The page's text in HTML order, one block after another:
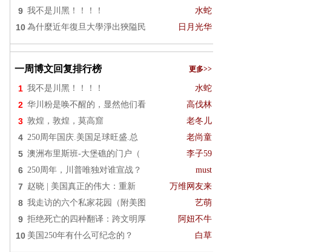
9 我不是川黑！！！！ 水蛇
10 為什麼近年復旦大學淨出狹隘民 日月光华
一周博文回复排行榜 更多>>
1 我不是川黑！！！！ 水蛇
2 华川粉是唤不醒的，显然他们看 高伐林
3 敦煌，敦煌，莫高窟 老冬儿
4 250周年国庆.美国足球旺盛.总 老尚童
5 澳洲布里斯班-大堡礁的门户（ 李子59
6 250周年，川普唯独对谁宣战？ must
7 赵晓 | 美国真正的伟大：重新 万维网友来
8 我走访的六个私家花园（附美图 艺萌
9 拒绝死亡的四种翻译：跨文明厚 阿妞不牛
10 美国250年有什么可纪念的？ 白草